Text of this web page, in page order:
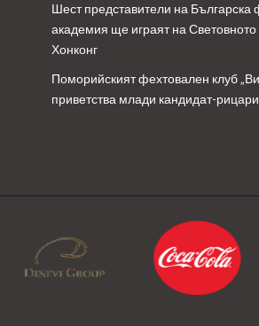
Шест представители на Българска
академия ще играят на Световното
Хонконг
Поморийският фехтовален клуб
приветства млади кандидат-рицари